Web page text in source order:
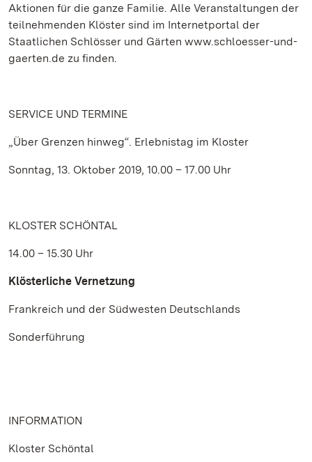
Aktionen für die ganze Familie. Alle Veranstaltungen der
teilnehmenden Klöster sind im Internetportal der
Staatlichen Schlösser und Gärten www.schloesser-und-
gaerten.de zu finden.
SERVICE UND TERMINE
„Über Grenzen hinweg“. Erlebnistag im Kloster
Sonntag, 13. Oktober 2019, 10.00 – 17.00 Uhr
KLOSTER SCHÖNTAL
14.00 – 15.30 Uhr
Klösterliche Vernetzung
Frankreich und der Südwesten Deutschlands
Sonderführung
INFORMATION
Kloster Schöntal